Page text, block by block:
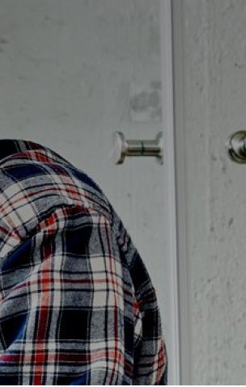
Våra varumärken